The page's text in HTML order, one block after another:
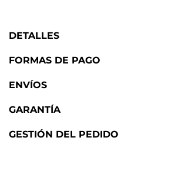
DETALLES
FORMAS DE PAGO
ENVÍOS
GARANTÍA
GESTIÓN DEL PEDIDO